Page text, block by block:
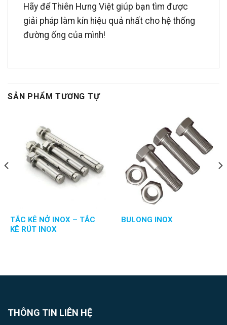
Hãy để Thiên Hưng Việt giúp bạn tìm được
giải pháp làm kín hiệu quả nhất cho hệ thống
đường ống của mình!
SẢN PHẨM TƯƠNG TỰ
TẮC KÊ NỞ INOX – TẮC
KÊ RÚT INOX
BULONG INOX
THÔNG TIN LIÊN HỆ